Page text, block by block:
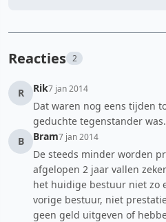
Reacties 2
R Rik7 jan 2014
Dat waren nog eens tijden
geduchte tegenstander
B
Bram7 jan 2014
De steeds minder worden
afgelopen 2 jaar vallen
het huidige bestuur niet zo
vorige bestuur, niet
geen geld uitgeven of